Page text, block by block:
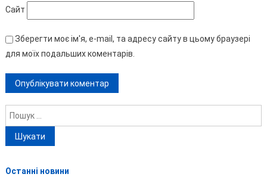
Сайт
Зберегти моє ім'я, e-mail, та адресу сайту в цьому браузері
для моїх подальших коментарів.
Пошук:
Останні новини